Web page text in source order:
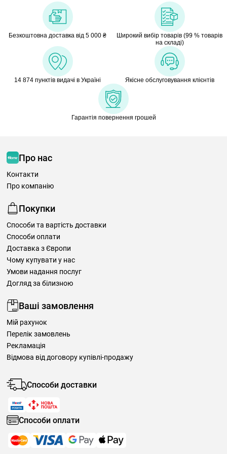
Безкоштовна доставка від 5 000 ₴
Широкий вибір товарів (99 % товарів
на складі)
14 874 пунктів видачі в Україні Якісне обслуговування клієнтів
Гарантія повернення грошей
Про нас
Контакти
Про компанію
Покупки
Способи та вартість доставки
Способи оплати
Доставка з Європи
Чому купувати у нас
Умови надання послуг
Догляд за білизною
Ваші замовлення
Мій рахунок
Перелік замовлень
Рекламація
Відмова від договору купівлі-продажу
Способи доставки
Способи оплати